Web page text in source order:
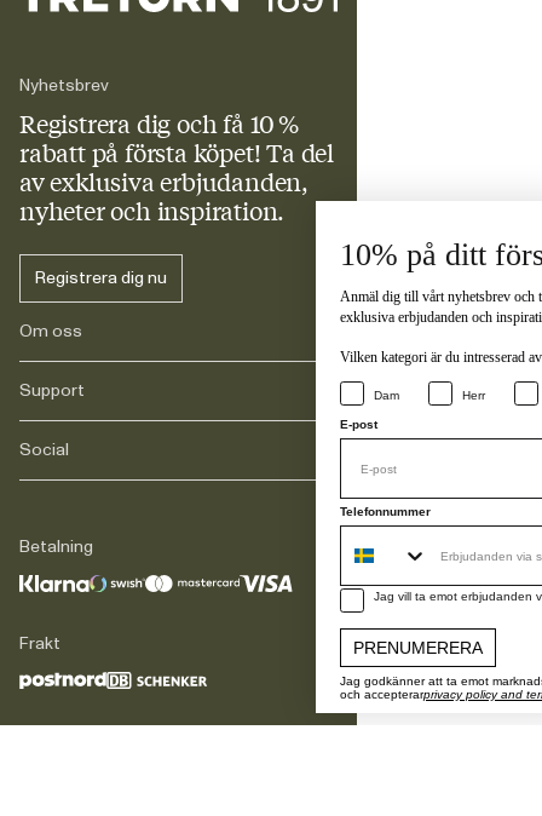
Nyhetsbrev
Registrera dig och få 10 %
rabattpå första köpet! Ta del
av exklusiva erbjudanden,
nyheter och inspiration.
Registrera dig nu
Om oss
Vårt arv
Journals
Karriär
Support
FAQ
Leverans
Kontakt
Social
TikTok
LinkedIn
Betalning
Frakt
10% på ditt
Anmäl dig till vårt nyhetsbrev och
exklusiva erbjudanden och
Vilken kategori är du intresserad
Dam Herr
E-post
Telefonnummer
sms consentJag vill ta emot erbjudanden
PRENUMERERA
Jag godkänner att ta emot
och accepterarprivacy policy and